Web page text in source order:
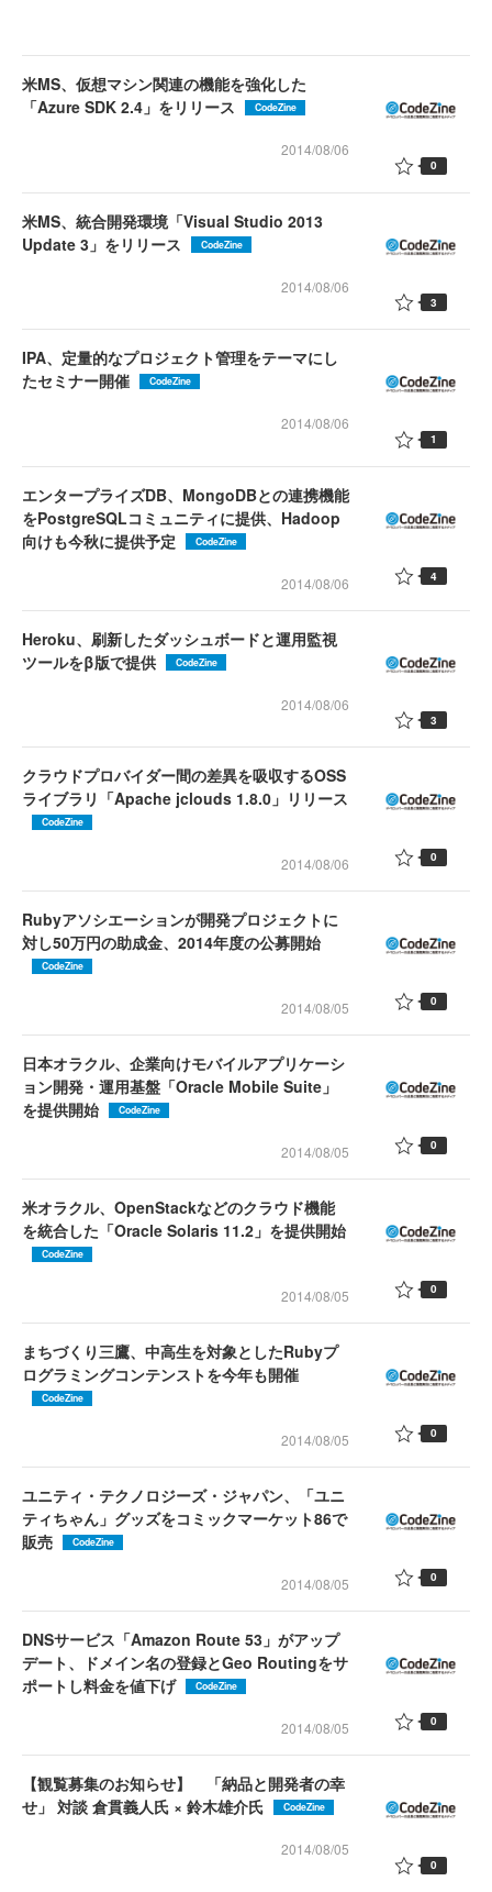
米MS、仮想マシン関連の機能を強化した
「Azure SDK 2.4」をリリース
CodeZine
2014/08/06
0
米MS、統合開発環境「Visual Studio 2013
Update 3」をリリース
CodeZine
2014/08/06
3
IPA、定量的なプロジェクト管理をテーマにし
たセミナー開催
CodeZine
2014/08/06
1
エンタープライズDB、MongoDBとの連携機能
をPostgreSQLコミュニティに提供、Hadoop
向けも今秋に提供予定
CodeZine
2014/08/06 4
Heroku、刷新したダッシュボードと運用監視
ツールをβ版で提供
CodeZine
2014/08/06
3
クラウドプロバイダー間の差異を吸収するOSS
ライブラリ「Apache jclouds 1.8.0」リリース
CodeZine
2014/08/06 0
Rubyアソシエーションが開発プロジェクトに
対し50万円の助成金、2014年度の公募開始
CodeZine
2014/08/05 0
日本オラクル、企業向けモバイルアプリケーシ
ョン開発・運用基盤「Oracle Mobile Suite」
を提供開始
CodeZine
2014/08/05 0
米オラクル、OpenStackなどのクラウド機能
を統合した「Oracle Solaris 11.2」を提供開始
CodeZine
2014/08/05 0
まちづくり三鷹、中高生を対象としたRubyプ
ログラミングコンテンストを今年も開催
CodeZine
2014/08/05 0
ユニティ・テクノロジーズ・ジャパン、「ユニ
ティちゃん」グッズをコミックマーケット86で
販売
CodeZine
2014/08/05 0
DNSサービス「Amazon Route 53」がアップ
デート、ドメイン名の登録とGeo Routingをサ
ポートし料金を値下げ
CodeZine
2014/08/05 0
【観覧募集のお知らせ】 「納品と開発者の幸
せ」 対談 倉貫義人氏 × 鈴木雄介氏
CodeZine
2014/08/05
0